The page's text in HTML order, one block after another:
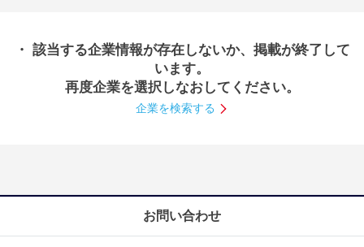
探す
【4年生】
説明会を探す
就活ノウハウ・サポート
・ 該当する企業情報が存在しないか、掲載が終了して
います。
再度企業を選択しなおしてください。
企業を検索する
お問い合わせ